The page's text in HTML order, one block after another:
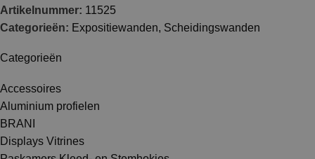
Categorieën
Accessoires
Aluminium profielen
BRANI
Displays Vitrines
Artikelnummer: 11525
Categorieën: Expositiewanden, Scheidingswanden